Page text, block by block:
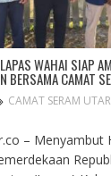
WAHAI SIAP
BERSAMA CAMAT
CAMAT SERAM
– Menyambut